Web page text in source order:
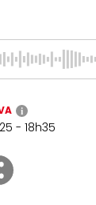
i
- 18h35